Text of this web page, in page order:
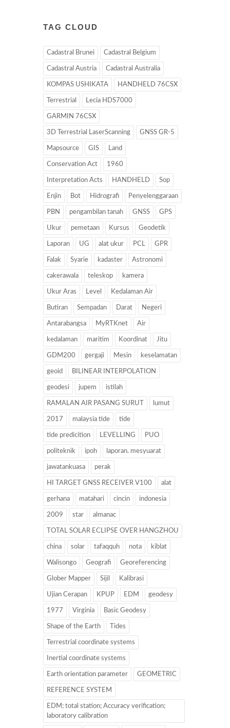
TAG CLOUD
Cadastral Brunei Cadastral Belgium
Cadastral Austria Cadastral Australia
KOMPAS USHIKATA HANDHELD 76CSX
Terrestrial Lecia HDS7000
GARMIN 76CSX
3D Terrestrial LaserScanning GNSS GR-5
Mapsource GIS Land
Conservation Act 1960
Interpretation Acts HANDHELD Sop
Enjin Bot Hidrografi Penyelenggaraan
PBN pengambilan tanah GNSS GPS
Ukur pemetaan Kursus Geodetik
Laporan UG alat ukur PCL GPR
Falak Syarie kadaster Astronomi
cakerawala teleskop kamera
Ukur Aras Level Kedalaman Air
Butiran Sempadan Darat Negeri
Antarabangsa MyRTKnet Air
kedalaman maritim Koordinat Jitu
GDM200 gergaji Mesin keselamatan
geoid BILINEAR INTERPOLATION
geodesi jupem istilah
RAMALAN AIR PASANG SURUT lumut
2017 malaysia tide tide
tide predicition LEVELLING PUO
politeknik ipoh laporan. mesyuarat
jawatankuasa perak
HI TARGET GNSS RECEIVER V100 alat
gerhana matahari cincin indonesia
2009 star almanac
TOTAL SOLAR ECLIPSE OVER HANGZHOU
china solar tafaqquh nota kiblat
Walisongo Geografi Georeferencing
Glober Mapper Sijil Kalibrasi
Ujian Cerapan KPUP EDM geodesy
1977 Virginia Basic Geodesy
Shape of the Earth Tides
Terrestrial coordinate systems
Inertial coordinate systems
Earth orientation parameter GEOMETRIC
REFERENCE SYSTEM
EDM; total station; Accuracy verification;
laboratory calibration